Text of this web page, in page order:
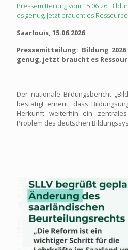
Pressemitteilung vom 15.06.26:
es genug, jetzt braucht es
Saarlouis, 15.06.2026
Pressemitteilung: Bildung
genug, jetzt braucht es
Der nationale Bildungsbericht
bestätigt erneut, dass
Herkunft weiterhin ein
Problem des deutschen